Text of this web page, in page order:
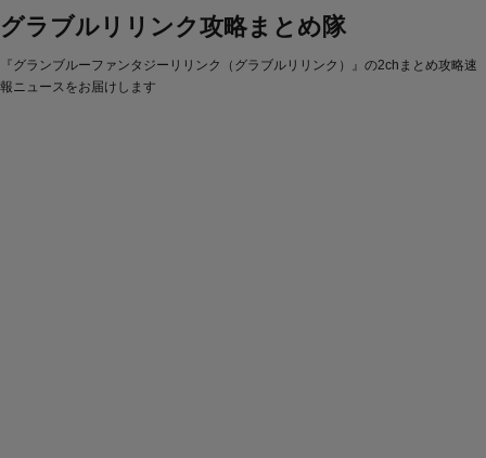
グラブルリリンク攻略まとめ隊
『グランブルーファンタジーリリンク（グラブルリリンク）』の2chまとめ攻略速
報ニュースをお届けします